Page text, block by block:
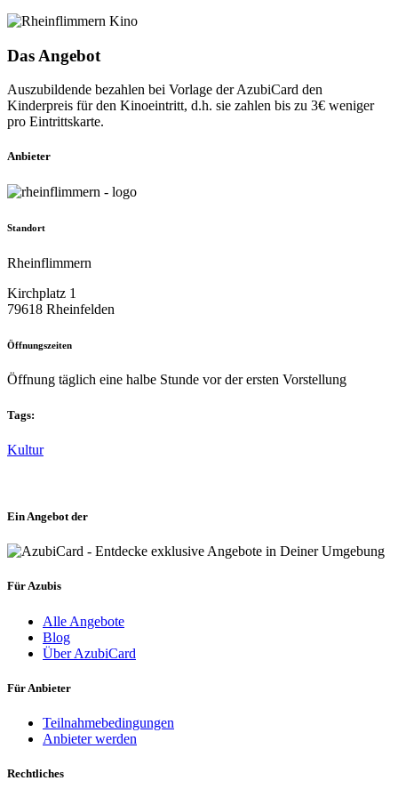
Das Angebot
Auszubildende bezahlen bei Vorlage der AzubiCard den
Kinderpreis für den Kinoeintritt, d.h. sie zahlen bis zu 3€ weniger
pro Eintrittskarte.
Anbieter
Standort
Rheinflimmern
Kirchplatz 1
79618 Rheinfelden
Öffnungszeiten
Öffnung täglich eine halbe Stunde vor der ersten Vorstellung
Tags:
Kultur
Ein Angebot der
Für Azubis
Alle Angebote
Blog
Über AzubiCard
Für Anbieter
Teilnahmebedingungen
Anbieter werden
Rechtliches